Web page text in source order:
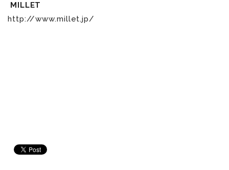
MILLET
http://www.millet.jp/